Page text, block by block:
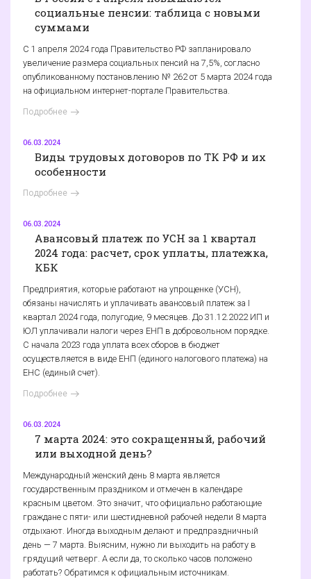
социальные пенсии: таблица с новыми
суммами
С 1 апреля 2024 года Правительство РФ запланировало
увеличение размера социальных пенсий на 7,5%, согласно
опубликованному постановлению № 262 от 5 марта 2024 года
на официальном интернет-портале Правительства.
Подробнее
06.03.2024
Виды трудовых договоров по ТК РФ и их
особенности
Подробнее
06.03.2024
Авансовый платеж по УСН за 1 квартал
2024 года: расчет, срок уплаты, платежка,
КБК
Предприятия, которые работают на упрощенке (УСН),
обязаны начислять и уплачивать авансовый платеж за I
квартал 2024 года, полугодие, 9 месяцев. До 31.12.2022 ИП и
ЮЛ уплачивали налоги через ЕНП в добровольном порядке.
С начала 2023 года уплата всех сборов в бюджет
осуществляется в виде ЕНП (единого налогового платежа) на
ЕНС (единый счет).
Подробнее
06.03.2024
7 марта 2024: это сокращенный, рабочий
или выходной день?
Международный женский день 8 марта является
государственным праздником и отмечен в календаре
красным цветом. Это значит, что официально работающие
граждане с пяти- или шестидневной рабочей недели 8 марта
отдыхают. Иногда выходным делают и предпраздничный
день — 7 марта. Выясним, нужно ли выходить на работу в
грядущий четверг. А если да, то сколько часов положено
работать? Обратимся к официальным источникам.